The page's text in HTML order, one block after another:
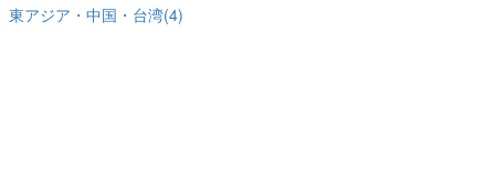
東アジア・中国・台湾(4)